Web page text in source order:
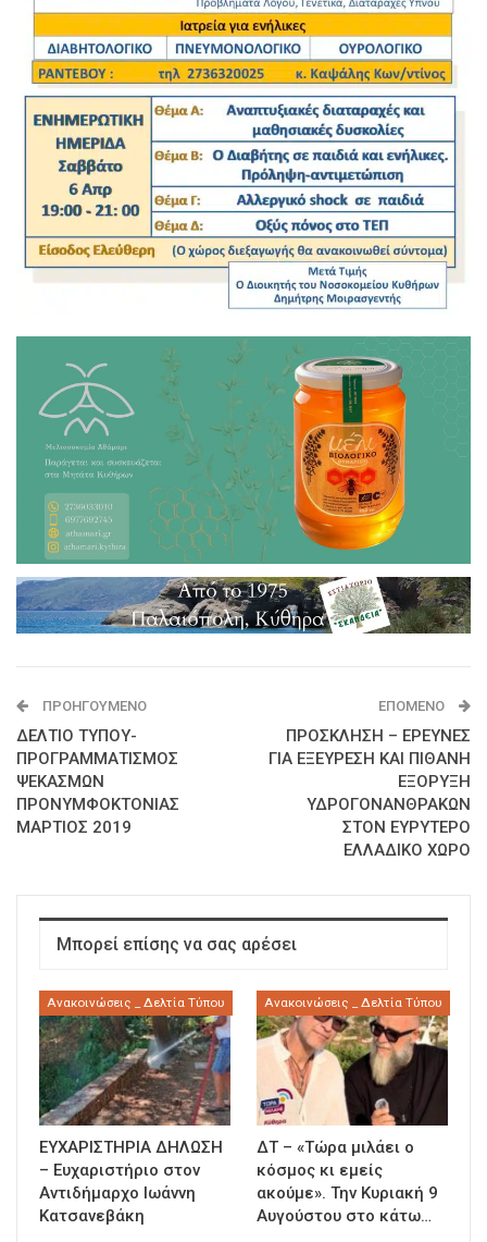
ΠΡΟΗΓΟΎΜΕΝΟ
ΔΕΛΤΙΟ ΤΥΠΟΥ-
ΠΡΟΓΡΑΜΜΑΤΙΣΜΟΣ
ΨΕΚΑΣΜΩΝ
ΠΡΟΝΥΜΦΟΚΤΟΝΙΑΣ
ΜΑΡΤΙΟΣ 2019
ΕΠΌΜΕΝΟ
ΠΡΟΣΚΛΗΣΗ – ΕΡΕΥΝΕΣ
ΓΙΑ ΕΞΕΥΡΕΣΗ ΚΑΙ ΠΙΘΑΝΗ
ΕΞΟΡΥΞΗ
ΥΔΡΟΓΟΝΑΝΘΡΑΚΩΝ
ΣΤΟΝ ΕΥΡΥΤΕΡΟ
ΕΛΛΑΔΙΚΟ ΧΩΡΟ
Μπορεί επίσης να σας αρέσει
Ανακοινώσεις _ Δελτία Τύπου
ΕΥΧΑΡΙΣΤΗΡΙΑ ΔΗΛΩΣΗ
– Ευχαριστήριο στον
Αντιδήμαρχο Ιωάννη
Κατσανεβάκη
Ανακοινώσεις _ Δελτία Τύπου
ΔΤ – «Τώρα μιλάει ο
κόσμος κι εμείς
ακούμε». Την Κυριακή 9
Αυγούστου στο κάτω…